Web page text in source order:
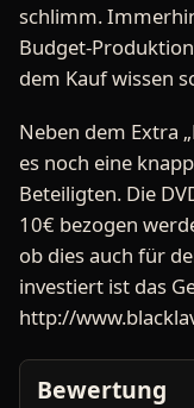
schlimm.
Budget-
dem Kauf wissen
Neben dem Extra
es noch eine
Beteiligten. Die
10€ bezogen
ob dies auch für
investiert ist das
http://
Bewertung